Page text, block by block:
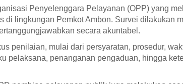
Penyelenggara Pelayanan (OPP) yang
di lingkungan Pemkot Ambon. Survei dilakukan
secara akuntabel.
penilaian, mulai dari persyaratan, prosedur,
pelaksana, penanganan pengaduan, hingga